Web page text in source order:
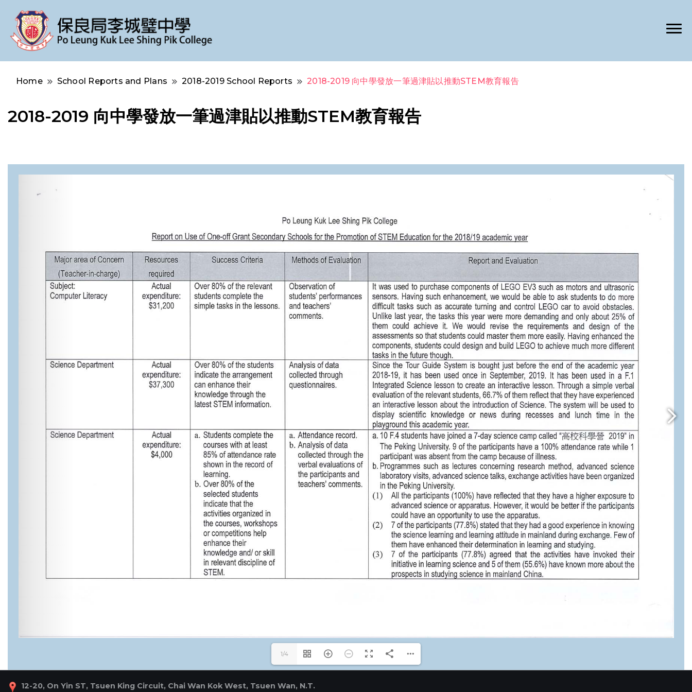
Po Leung Kuk Lee Shing Pik College
Home School Reports and Plans 2018-2019 School Reports 2018-2019 向中學發放一筆過津貼以推動STEM教育報告
2018-2019 向中學發放一筆過津貼以推動STEM教育報告
1/4
12-20, On Yin ST, Tsuen King Circuit, Chai Wan Kok West, Tsuen Wan, N.T.